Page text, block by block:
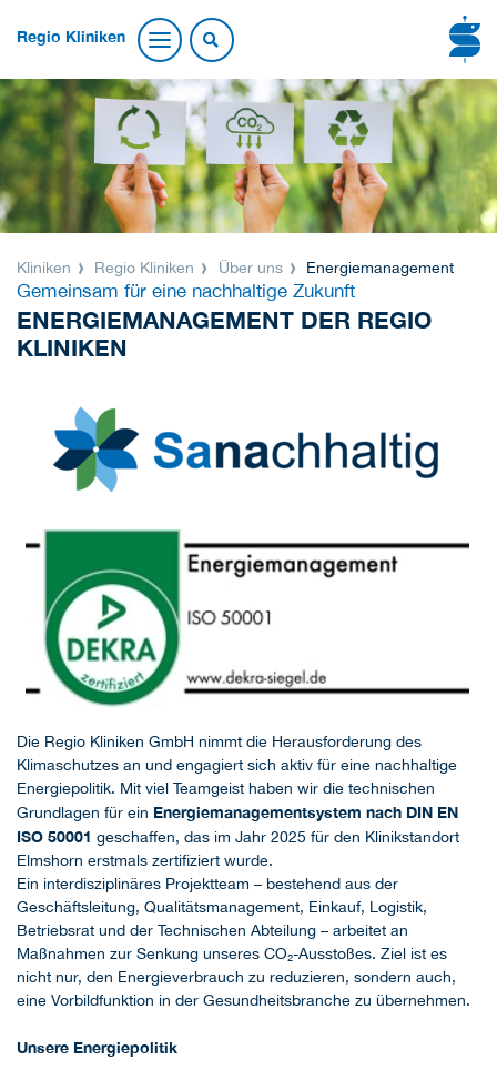
Regio Kliniken
Kliniken Regio Kliniken Über uns Energiemanagement
Gemeinsam für eine nachhaltige Zukunft
ENERGIEMANAGEMENT DER REGIO
KLINIKEN
Die Regio Kliniken GmbH nimmt die Herausforderung des
Klimaschutzes an und engagiert sich aktiv für eine nachhaltige
Energiepolitik. Mit viel Teamgeist haben wir die technischen
Grundlagen für ein Energiemanagementsystem nach DIN EN
ISO 50001 geschaffen, das im Jahr 2025 für den Klinikstandort
Elmshorn erstmals zertifiziert wurde.
Ein interdisziplinäres Projektteam – bestehend aus der
Geschäftsleitung, Qualitätsmanagement, Einkauf, Logistik,
Betriebsrat und der Technischen Abteilung – arbeitet an
Maßnahmen zur Senkung unseres CO₂-Ausstoßes. Ziel ist es
nicht nur, den Energieverbrauch zu reduzieren, sondern auch,
eine Vorbildfunktion in der Gesundheitsbranche zu übernehmen.
Unsere Energiepolitik